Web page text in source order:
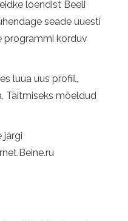
loendist Beeli
seade uuesti
programmi korduv
luua uus profiil,
Täitmiseks mõeldud
järgi